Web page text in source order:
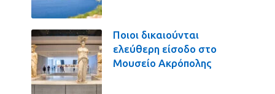
Ποιοι δικαιούνται
ελεύθερη είσοδο στο
Μουσείο Ακρόπολης